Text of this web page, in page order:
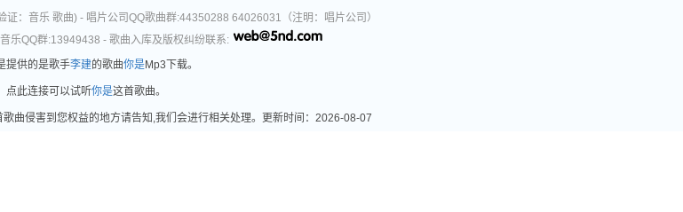
：音乐 歌曲) - 唱片公司QQ歌曲群:44350288 64026031（注明：唱片公司）
乐QQ群:13949438 - 歌曲入库及版权纠纷联系:
提供的是歌手李建的歌曲你是Mp3下载。
点此连接可以试听你是这首歌曲。
曲侵害到您权益的地方请告知,我们会进行相关处理。更新时间：2026-08-07